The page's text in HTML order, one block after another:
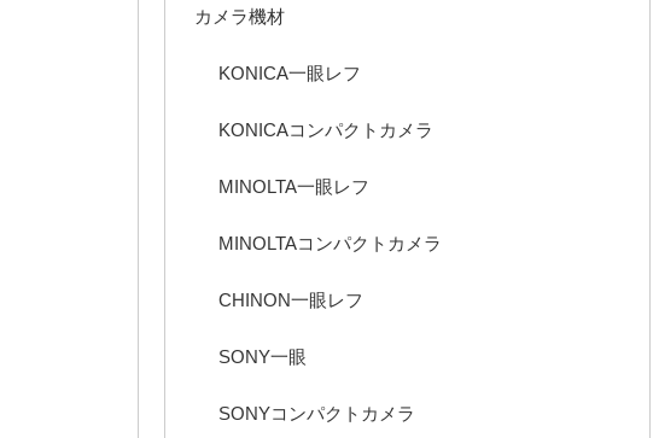
カメラ機材
KONICA一眼レフ
KONICAコンパクトカメラ
MINOLTA一眼レフ
MINOLTAコンパクトカメラ
CHINON一眼レフ
SONY一眼
SONYコンパクトカメラ